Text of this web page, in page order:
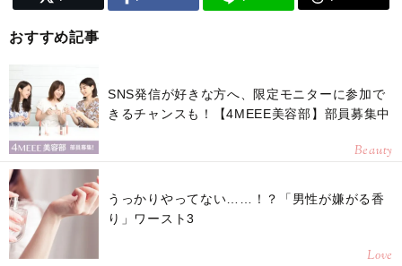
おすすめ記事
SNS発信が好きな方へ、限定モニターに参加で
きるチャンスも！【4MEEE美容部】部員募集中
Beauty
うっかりやってない……！？「男性が嫌がる香
り」ワースト3
Love